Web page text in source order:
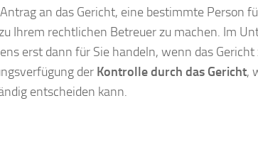
an das Gericht, eine bestimmte Person
Ihrem rechtlichen Betreuer zu machen. Im
erst dann für Sie handeln, wenn das
der Kontrolle durch das Gericht,
entscheiden kann.